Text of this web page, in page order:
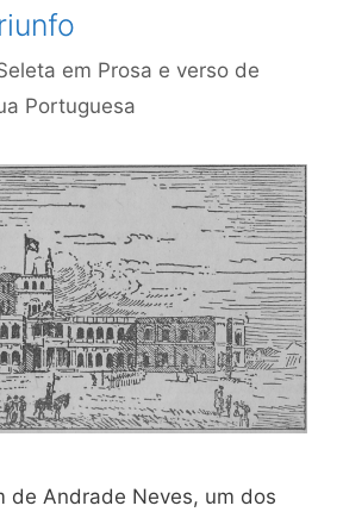
em Prosa e verso de
Portuguesa
de Andrade Neves, um dos